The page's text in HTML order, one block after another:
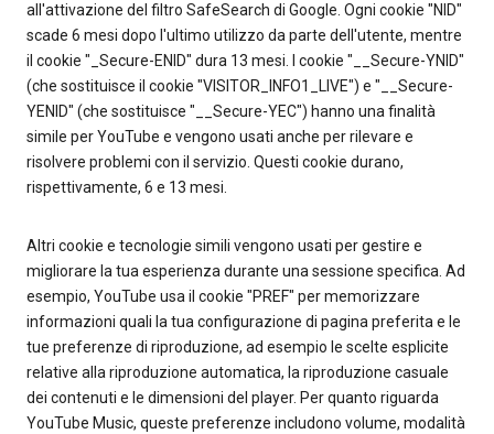
all'attivazione del filtro SafeSearch di Google. Ogni cookie "NID"
scade 6 mesi dopo l'ultimo utilizzo da parte dell'utente, mentre
il cookie "_Secure-ENID" dura 13 mesi. I cookie "__Secure-YNID"
(che sostituisce il cookie "VISITOR_INFO1_LIVE") e "__Secure-
YENID" (che sostituisce "__Secure-YEC") hanno una finalità
simile per YouTube e vengono usati anche per rilevare e
risolvere problemi con il servizio. Questi cookie durano,
rispettivamente, 6 e 13 mesi.
Altri cookie e tecnologie simili vengono usati per gestire e
migliorare la tua esperienza durante una sessione specifica. Ad
esempio, YouTube usa il cookie "PREF" per memorizzare
informazioni quali la tua configurazione di pagina preferita e le
tue preferenze di riproduzione, ad esempio le scelte esplicite
relative alla riproduzione automatica, la riproduzione casuale
dei contenuti e le dimensioni del player. Per quanto riguarda
YouTube Music, queste preferenze includono volume, modalità